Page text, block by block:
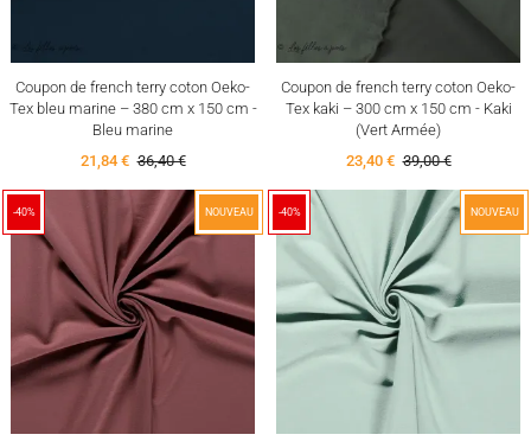
Coupon de french terry coton Oeko-
Tex bleu marine – 380 cm x 150 cm -
Bleu marine
21,84 € 36,40 €
Coupon de french terry coton Oeko-
Tex kaki – 300 cm x 150 cm - Kaki
(Vert Armée)
23,40 € 39,00 €
-40% NOUVEAU -40% NOUVEAU